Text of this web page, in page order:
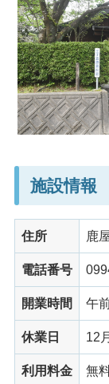
施設情報
住所 鹿
電話番号
開業時間 午
休業日 12
利用料金 無